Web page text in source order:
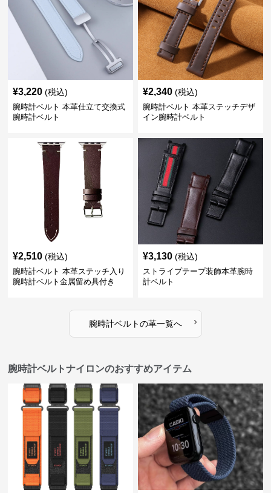
¥3,220 (税込)
腕時計ベルト 本革仕立て交換式
腕時計ベルト
¥2,340 (税込)
腕時計ベルト 本革ステッチデザ
イン腕時計ベルト
¥2,510 (税込)
腕時計ベルト 本革ステッチ入り
腕時計ベルト金属留め具付き
¥3,130 (税込)
ストライプテープ装飾本革腕時
計ベルト
腕時計ベルトの革一覧へ ›
腕時計ベルトナイロンのおすすめアイテム